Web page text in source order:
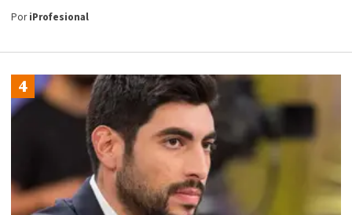
PoriProfesional